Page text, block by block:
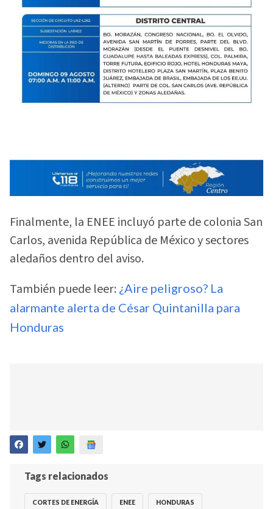
Finalmente, la ENEE incluyó parte de colonia San
Carlos, avenida República de México y sectores
aledaños dentro del aviso.
También puede leer: ¿Aire peligroso? La
alarmante alerta de César Quintanilla para
Honduras
Tags relacionados
CORTES DE ENERGÍA ENEE HONDURAS